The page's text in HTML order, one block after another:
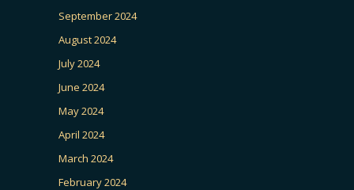
September 2024
August 2024
July 2024
June 2024
May 2024
April 2024
March 2024
February 2024